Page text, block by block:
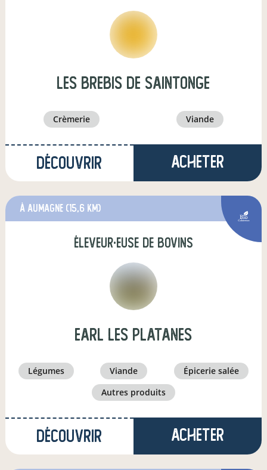
Les Brebis de Saintonge
crèmerie viande
Découvrir Acheter
à Aumagne (15,6 km)
éleveur·euse de bovins
earl les platanes
légumes viande
épicerie salée
autres produits
Découvrir Acheter